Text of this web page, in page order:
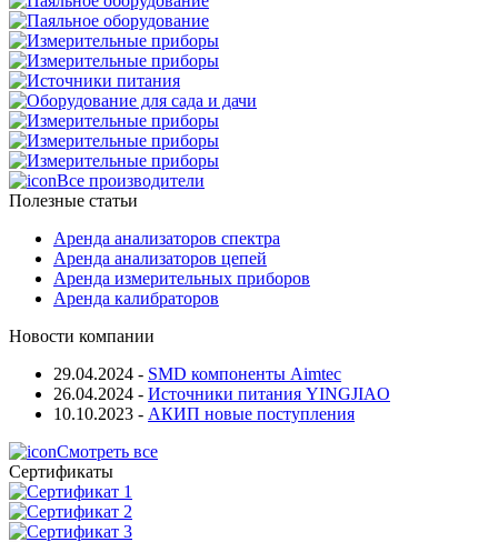
Все производители
Полезные статьи
Аренда анализаторов спектра
Аренда анализаторов цепей
Аренда измерительных приборов
Аренда калибраторов
Новости компании
29.04.2024 - SMD компоненты Aimtec
26.04.2024 - Источники питания YINGJIAO
10.10.2023 - АКИП новые поступления
Смотреть все
Сертификаты